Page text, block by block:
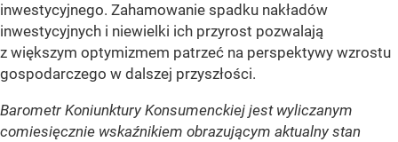
inwestycyjnego. Zahamowanie spadku nakładów
inwestycyjnych i niewielki ich przyrost pozwalają
z większym optymizmem patrzeć na perspektywy wzrostu
gospodarczego w dalszej przyszłości.
Barometr Koniunktury Konsumenckiej jest wyliczanym
comiesięcznie wskaźnikiem obrazującym aktualny stan